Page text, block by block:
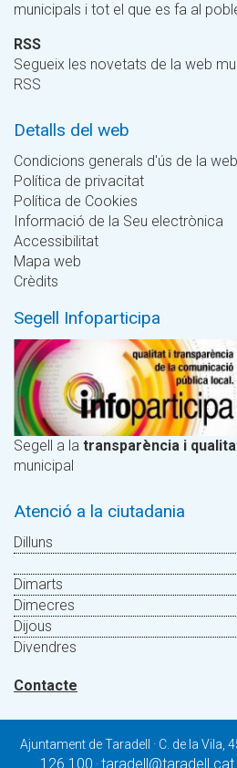
municipals i tot el que es fa al
RSS
Segueix les novetats de la web
RSS
Detalls del web
Condicions generals d'ús de la web
Política de privacitat
Política de Cookies
Informació de la Seu electrònica
Accessibilitat
Mapa web
Crèdits
Segell Infoparticipa
Segell a la transparència i
municipal
Atenció a la ciutadania
Dilluns
Dimarts
Dimecres
Dijous
Divendres
Contacte
Ajuntament de Taradell · C. de la Vila,
126 100 ·taradell@taradell.cat